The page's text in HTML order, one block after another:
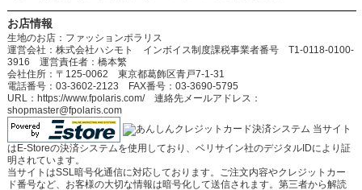
お店情報
生地のお店：ファッションポラリス
運営会社：株式会社ハシモト インボイス制度課税事業者番号 T1-0118-0100-
3916 運営責任者：橋本繁
会社住所：〒125-0062 東京都葛飾区青戸7-1-31
電話番号：03-3602-2123 FAX番号：03-3690-5795
URL：https://www.fpolaris.com/ 連絡先メールアドレス：
shopmaster@fpolaris.com
当サイト
はE-Storeの決済システムを使用しており、ベリサイン社のデジタルIDにより証
明されています。
当サイトはSSL暗号化通信に対応しております。ご注文内容やクレジットカー
ド番号など、お客様の大切な情報は暗号化して送信されます。第三者から解読